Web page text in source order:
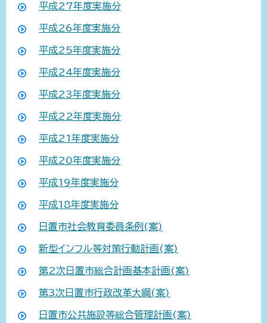
平成27年度実施分
平成26年度実施分
平成25年度実施分
平成24年度実施分
平成23年度実施分
平成22年度実施分
平成21年度実施分
平成20年度実施分
平成19年度実施分
平成18年度実施分
日置市社会教育委員条例(案)
新型インフル等対策行動計画(案)
第2次日置市総合計画基本計画(案)
第3次日置市行政改革大綱(案)
日置市公共施設等総合管理計画(案)